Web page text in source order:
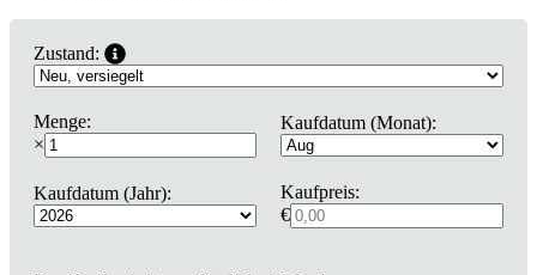
Zustand:
Menge:
×
Kaufdatum (Monat):
Kaufdatum (Jahr):
Kaufpreis:
€